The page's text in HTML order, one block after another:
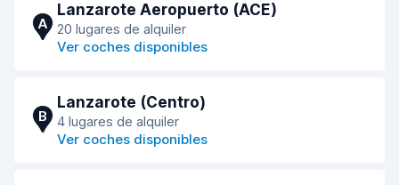
A
Lanzarote Aeropuerto (ACE)
20 lugares de alquiler
Ver coches disponibles
B
Lanzarote (Centro)
4 lugares de alquiler
Ver coches disponibles